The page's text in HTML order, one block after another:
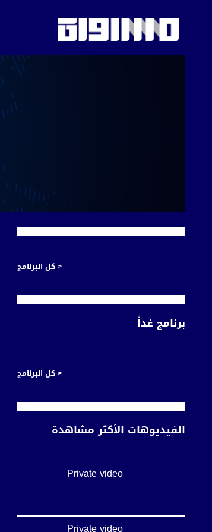
< كل البرنامج
برنامج غداً
< كل البرنامج
الفيديوهات الأكثر مشاهدة
Private video